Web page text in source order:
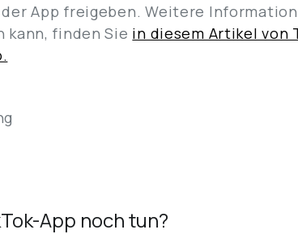
App freigeben. Weitere
kann, finden Sie in diesem Artikel von
App noch tun?